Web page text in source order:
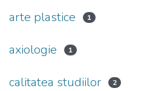
arte plastice 1
axiologie 1
calitatea studiilor 2